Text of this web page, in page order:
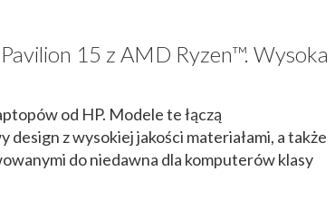
15 z AMD Ryzen™. Wysoka
od HP. Modele te łączą
z wysokiej jakości materiałami, a także
do niedawna dla komputerów klasy